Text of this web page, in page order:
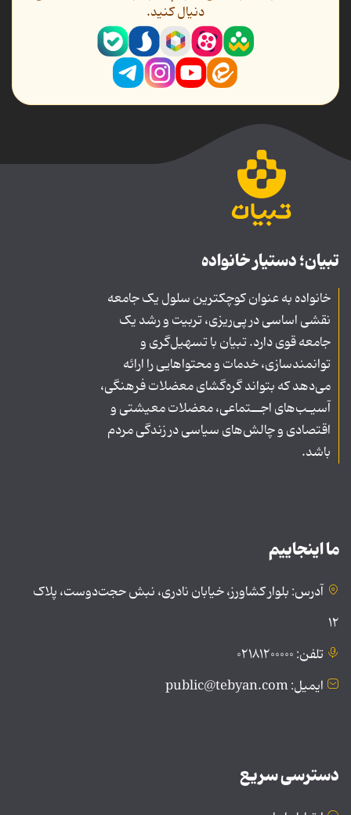
دنیال کنید.
تبیان؛ دستیار خانواده
خانواده به عنوان کوچکترین سلول یک جامعه
نقشی اساسی در پی‌ریزی، تربیت و رشد یک
جامعه قوی دارد. تبیان با تسهیل‌گری و
توانمندسازی، خدمات و محتواهایی را ارائه
می‌دهد که بتواند گره‌گشای معضلات فرهنگی،
آسیـب‌های اجــتماعی، معضلات معیشتی و
اقتصادی و چالش‌های سیاسی در زندگی مردم
باشد.
ما اینجاییم
آدرس: بلوار کشاورز، خیابان نادری، نبش حجت‌دوست، پلاک
۱۲
تلفن: ۰۲۱۸۱۲۰۰۰۰۰
ایمیل: public@tebyan.com
دسترسی سریع